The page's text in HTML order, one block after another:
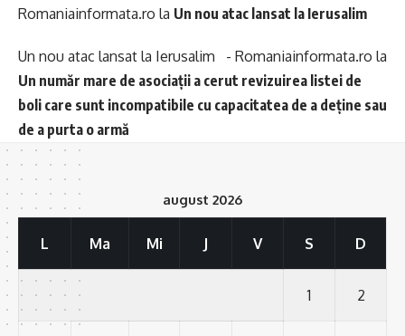
Romaniainformata.ro la Un nou atac lansat la Ierusalim
Un nou atac lansat la Ierusalim - Romaniainformata.ro la
Un număr mare de asociații a cerut revizuirea listei de
boli care sunt incompatibile cu capacitatea de a deține sau
de a purta o armă
august 2026
L Ma Mi J V S D
1 2